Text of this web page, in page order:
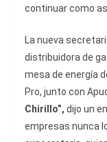
continuar como
La nueva
distribuidora de
mesa de energía
Pro, junto con
Chirillo”, dijo un
empresas nunca